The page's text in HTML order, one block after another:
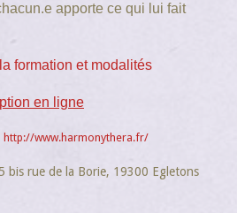
apporte ce qui lui fait
formation et modalités
en ligne
http://www.harmonythera.fr/
bis rue de la Borie, 19300 Egletons